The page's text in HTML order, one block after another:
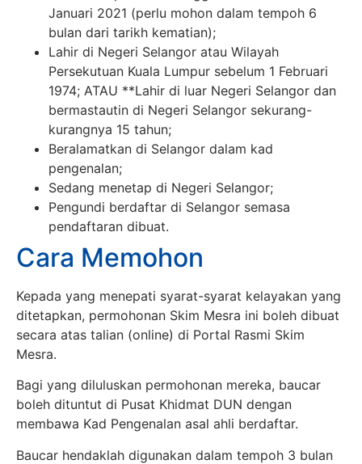
Januari 2021 (perlu mohon dalam tempoh 6
bulan dari tarikh kematian);
Lahir di Negeri Selangor atau Wilayah
Persekutuan Kuala Lumpur sebelum 1 Februari
1974; ATAU **Lahir di luar Negeri Selangor dan
bermastautin di Negeri Selangor sekurang-
kurangnya 15 tahun;
Beralamatkan di Selangor dalam kad
pengenalan;
Sedang menetap di Negeri Selangor;
Pengundi berdaftar di Selangor semasa
pendaftaran dibuat.
Cara Memohon
Kepada yang menepati syarat-syarat kelayakan yang
ditetapkan, permohonan Skim Mesra ini boleh dibuat
secara atas talian (online) di Portal Rasmi Skim
Mesra.
Bagi yang diluluskan permohonan mereka, baucar
boleh dituntut di Pusat Khidmat DUN dengan
membawa Kad Pengenalan asal ahli berdaftar.
Baucar hendaklah digunakan dalam tempoh 3 bulan